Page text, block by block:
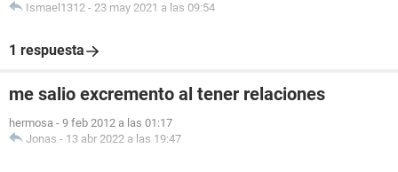
Ismael1312 - 23 may 2021 a las 09:54
1 respuesta
me salio excremento al tener relaciones
hermosa - 9 feb 2012 a las 01:17
Jonas - 13 abr 2022 a las 19:47